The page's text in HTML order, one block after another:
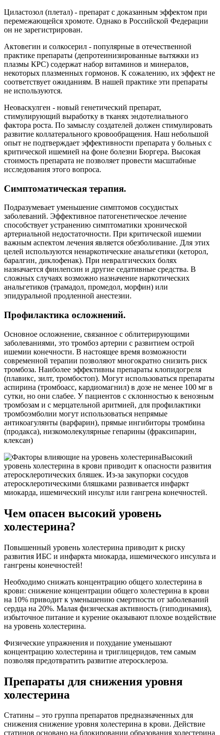
Циластозол (плетал) - препарат с доказанным эффектом при
перемежающейся хромоте. Однако в Российской Федерации
он не зарегистрирован.
Актовегин и солкосерил - популярные в отечественной
практике препараты (депротеинизированные вытяжки из
плазмы КРС) содержат набор витаминов и минералов,
некоторых плазменных гормонов. К сожалению, их эффект не
соответствует ожиданиям. В нашей практике эти препараты
не используются.
Неоваскулген - новый генетический препарат,
стимулирующий выработку в тканях эндотелиального
фактора роста. По замыслу создателей должен стимулировать
развитие коллатерального кровообращения. Наш небольшой
опыт не подтверждает эффективности препарата у больных с
критической ишемией на фоне болезни Бюргера. Высокая
стоимость препарата не позволяет провести масштабные
исследования этого вопроса.
Симптоматическая терапия.
Подразумевает уменьшение симптомов сосудистых
заболеваний. Эффективное патогенетическое лечение
способствует устранению симптоматики хронической
артериальной недостаточности. При критической ишемии
важным аспектом лечения является обезболивание. Для этих
целей используются ненаркотические анальгетики (кеторол,
баралгин, диклофенак). При невралгических болях
назначается финлепсин и другие седативные средства. В
сложных случаях возможно назначение наркотических
анальгетиков (трамадол, промедол, морфин) или
эпидуральной продленной анестезии.
Профилактика осложнений.
Основное осложнение, связанное с облитерирующими
заболеваниями, это тромбоз артерии с развитием острой
ишемии конечности. В настоящее время возможности
современной терапии позволяют многократно снизить риск
тромбоза. Наиболее эффективны препараты клопидогреля
(плавикс, зилт, тромбостоп). Могут использоваться препараты
аспирина (тромбоасс, кардиомагнил) в дозе не менее 100 мг в
сутки, но они слабее. У пациентов с склонностью к венозным
тромбозам и с мерцательной аритмией, для профилактики
тромбоэмболии могут использоваться непрямые
антикоагулянты (варфарин), прямые ингибиторы тромбина
(продакса), низкомолекулярные гепарины (фраксипарин,
клексан)
Высокий
уровень холестерина в крови приводит к опасности развития
атеросклеротических бляшек. Из-за закупорки сосудов
атеросклеротическими бляшками развивается инфаркт
миокарда, ишемический инсульт или гангрена конечностей.
Чем опасен высокий уровень
холестерина?
Повышенный уровень холестерина приводит к риску
развития ИБС и инфаркта миокарда, ишемического инсульта и
гангрены конечностей!
Необходимо снижать концентрацию общего холестерина в
крови: снижение концентрации общего холестерина в крови
на 10% приводит к уменьшению смертности от заболеваний
сердца на 20%. Малая физическая активность (гиподинамия),
избыточное питание и курение оказывают плохое воздействие
на уровень холестерина.
Физические упражнения и похудание уменьшают
концентрацию холестерина и триглицеридов, тем самым
позволяя предотвратить развитие атеросклероза.
Препараты для снижения уровня
холестерина
Статины – это группа препаратов предназначенных для
снижения снижение уровня холестерина в крови. Действие
статинов основано на блокировании образования холестерина